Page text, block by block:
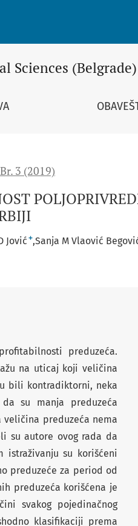
U REPUBLICI SRBIJI
Sciences (Belgrade)
3 (2019)
Jović + Sanja M Vlaović
preduzeća.
na uticaj koji veličina
bili kontradiktorni, neka
su manja preduzeća
preduzeća nema
su autore ovog rada da
istraživanju su korišćeni
preduzeće za period od
preduzeća korišćena je
svakog pojedinačnog
klasifikaciji prema